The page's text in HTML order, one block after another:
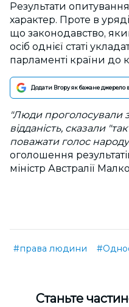
Результати
характер. Проте в
що законодавство,
осіб однієї статі
парламенті країни до
Додати Вгору як бажане джерело
"Люди проголосували
відданість, сказали
поважати голос
оголошення
міністр Австралії
#права людини
Cтаньте